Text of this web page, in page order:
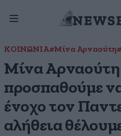
ΚΟΙΝΩΝΙΑ#Μίνα Αρναούτη
Μίνα
προσπαθούμε
ένοχο τον
αλήθεια